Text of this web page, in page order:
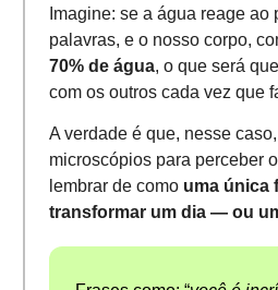
Imagine: se a água reage
palavras, e o nosso corpo,
70% de água, o que será
com os outros cada vez que
A verdade é que, nesse
microscópios para perceber
lembrar de como uma única
transformar um dia — ou